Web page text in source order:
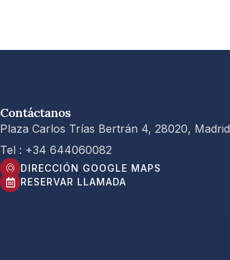
Contáctanos
Plaza Carlos Trías Bertrán 4, 28020, Madrid
Tel : +34 644060082
DIRECCIÓN GOOGLE MAPS
RESERVAR LLAMADA